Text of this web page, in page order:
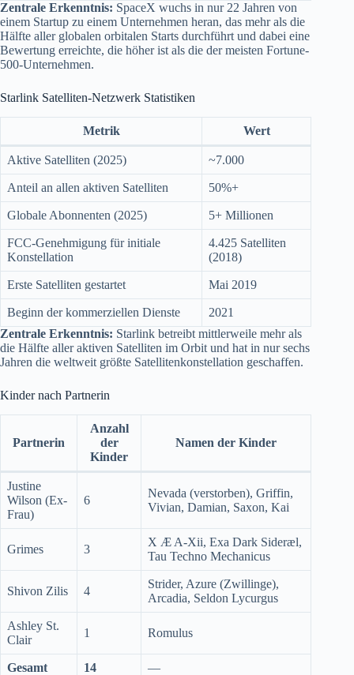
Zentrale Erkenntnis: SpaceX wuchs in nur 22 Jahren von
einem Startup zu einem Unternehmen heran, das mehr als die
Hälfte aller globalen orbitalen Starts durchführt und dabei eine
Bewertung erreichte, die höher ist als die der meisten Fortune-
500-Unternehmen.
Starlink Satelliten-Netzwerk Statistiken
Metrik Wert
Aktive Satelliten (2025) ~7.000
Anteil an allen aktiven Satelliten 50%+
Globale Abonnenten (2025) 5+ Millionen
FCC-Genehmigung für initiale
Konstellation
4.425 Satelliten
(2018)
Erste Satelliten gestartet Mai 2019
Beginn der kommerziellen Dienste
2021
Zentrale Erkenntnis: Starlink betreibt mittlerweile mehr als
die Hälfte aller aktiven Satelliten im Orbit und hat in nur sechs
Jahren die weltweit größte Satellitenkonstellation geschaffen.
Kinder nach Partnerin
Partnerin
Anzahl
der
Kinder
Namen der Kinder
Justine
Wilson (Ex-
Frau)
6
Nevada (verstorben), Griffin,
Vivian, Damian, Saxon, Kai
Grimes 3
X Æ A-Xii, Exa Dark Sideræl,
Tau Techno Mechanicus
Shivon Zilis 4
Strider, Azure (Zwillinge),
Arcadia, Seldon Lycurgus
Ashley St.
Clair
1 Romulus
Gesamt 14
—